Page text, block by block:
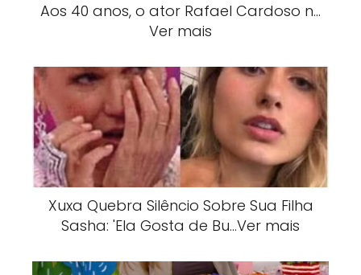
Aos 40 anos, o ator Rafael Cardoso n…
Ver mais
Xuxa Quebra Silêncio Sobre Sua Filha
Sasha: 'Ela Gosta de Bu…Ver mais